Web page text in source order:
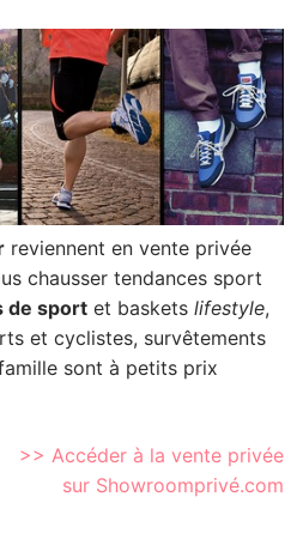
reviennent en vente privée
chausser tendances sport
de sport et baskets lifestyle,
et cyclistes, survêtements
sont à petits prix
>> Accéder à la vente privée
sur Showroomprivé.com